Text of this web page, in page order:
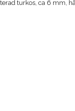
turkos, ca 6 mm,